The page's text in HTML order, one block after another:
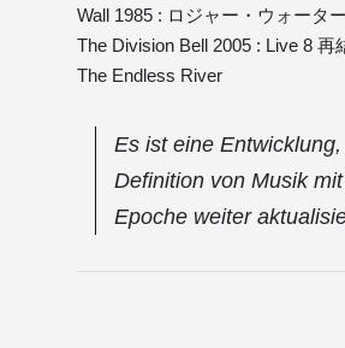
Wall 1985 : ロジャー・ウォータ
The Division Bell 2005 : Live 8 再
The Endless River
Es ist eine
Definition von Musik
Epoche weiter